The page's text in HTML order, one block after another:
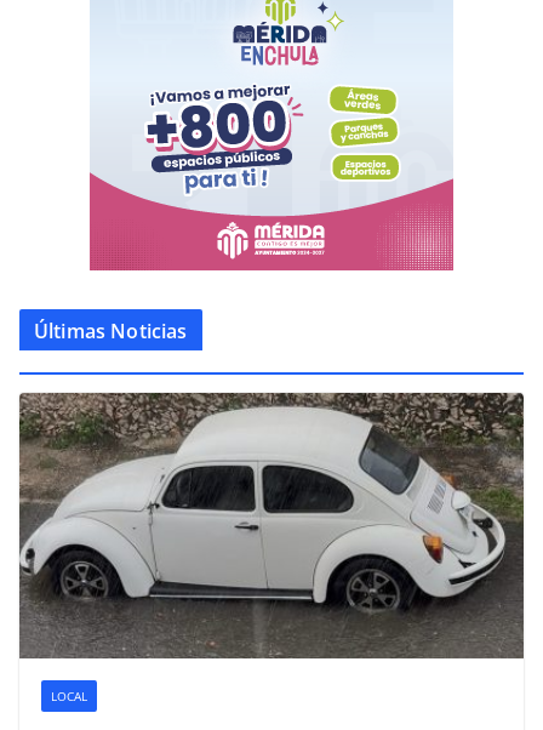
Últimas Noticias
LOCAL